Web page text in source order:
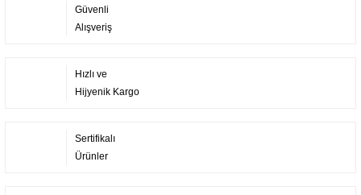
Güvenli
Alışveriş
Hızlı ve
Hijyenik Kargo
Sertifikalı
Ürünler